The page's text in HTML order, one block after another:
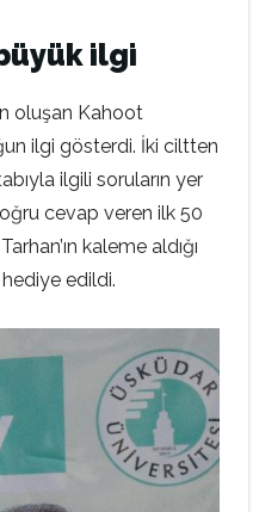
ilgi
oluşan Kahoot
ilgi gösterdi. İki ciltten
ilgili soruların yer
cevap veren ilk 50
kaleme aldığı
edildi.